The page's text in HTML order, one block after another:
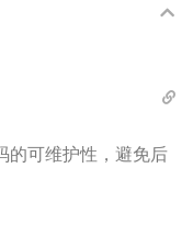
的可维护性，避免后